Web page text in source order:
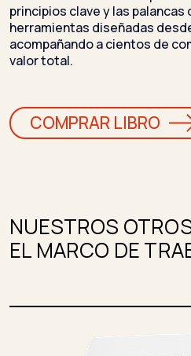
principios clave y las
herramientas diseñadas
acompañando a cientos de
valor total.
COMPRAR LIBRO
NUESTROS
EL MARCO DE